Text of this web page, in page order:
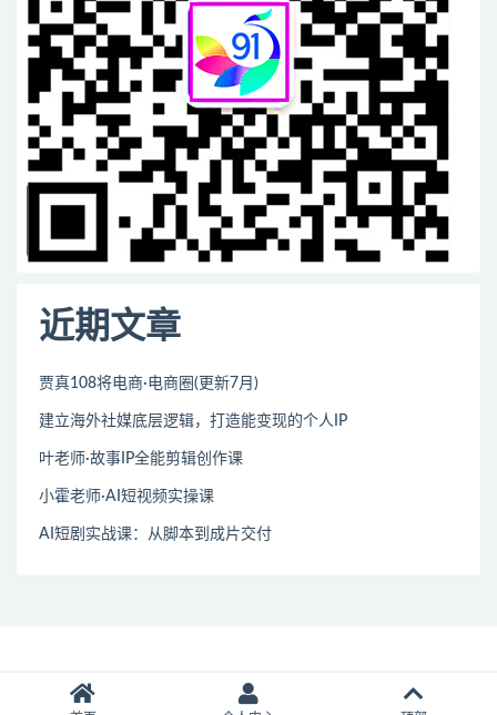
近期文章
贾真108将电商·电商圈(更新7月)
建立海外社媒底层逻辑，打造能变现的个人IP
叶老师·故事IP全能剪辑创作课
小霍老师·AI短视频实操课
AI短剧实战课：从脚本到成片交付